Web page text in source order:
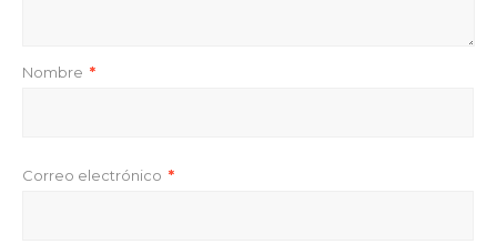
Nombre *
Correo electrónico *